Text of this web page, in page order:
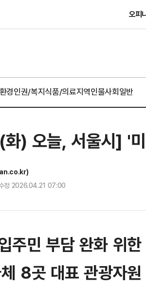
오피
환경인권/복지식품/의료지역인물사회일반
) 오늘, 서울시] '
정 2026.04.21 07:00
주민 부담 완화 위
8곳 대표 관광자